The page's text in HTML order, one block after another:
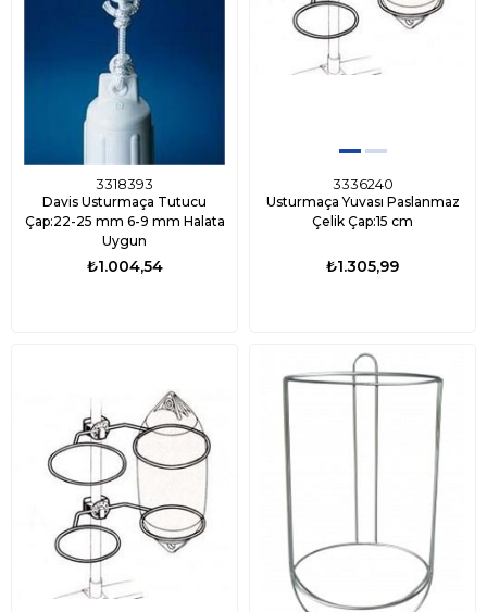
3318393
Davis Usturmaça Tutucu
Çap:22-25 mm 6-9 mm Halata
Uygun
₺1.004,54
3336240
Usturmaça Yuvası Paslanmaz
Çelik Çap:15 cm
₺1.305,99